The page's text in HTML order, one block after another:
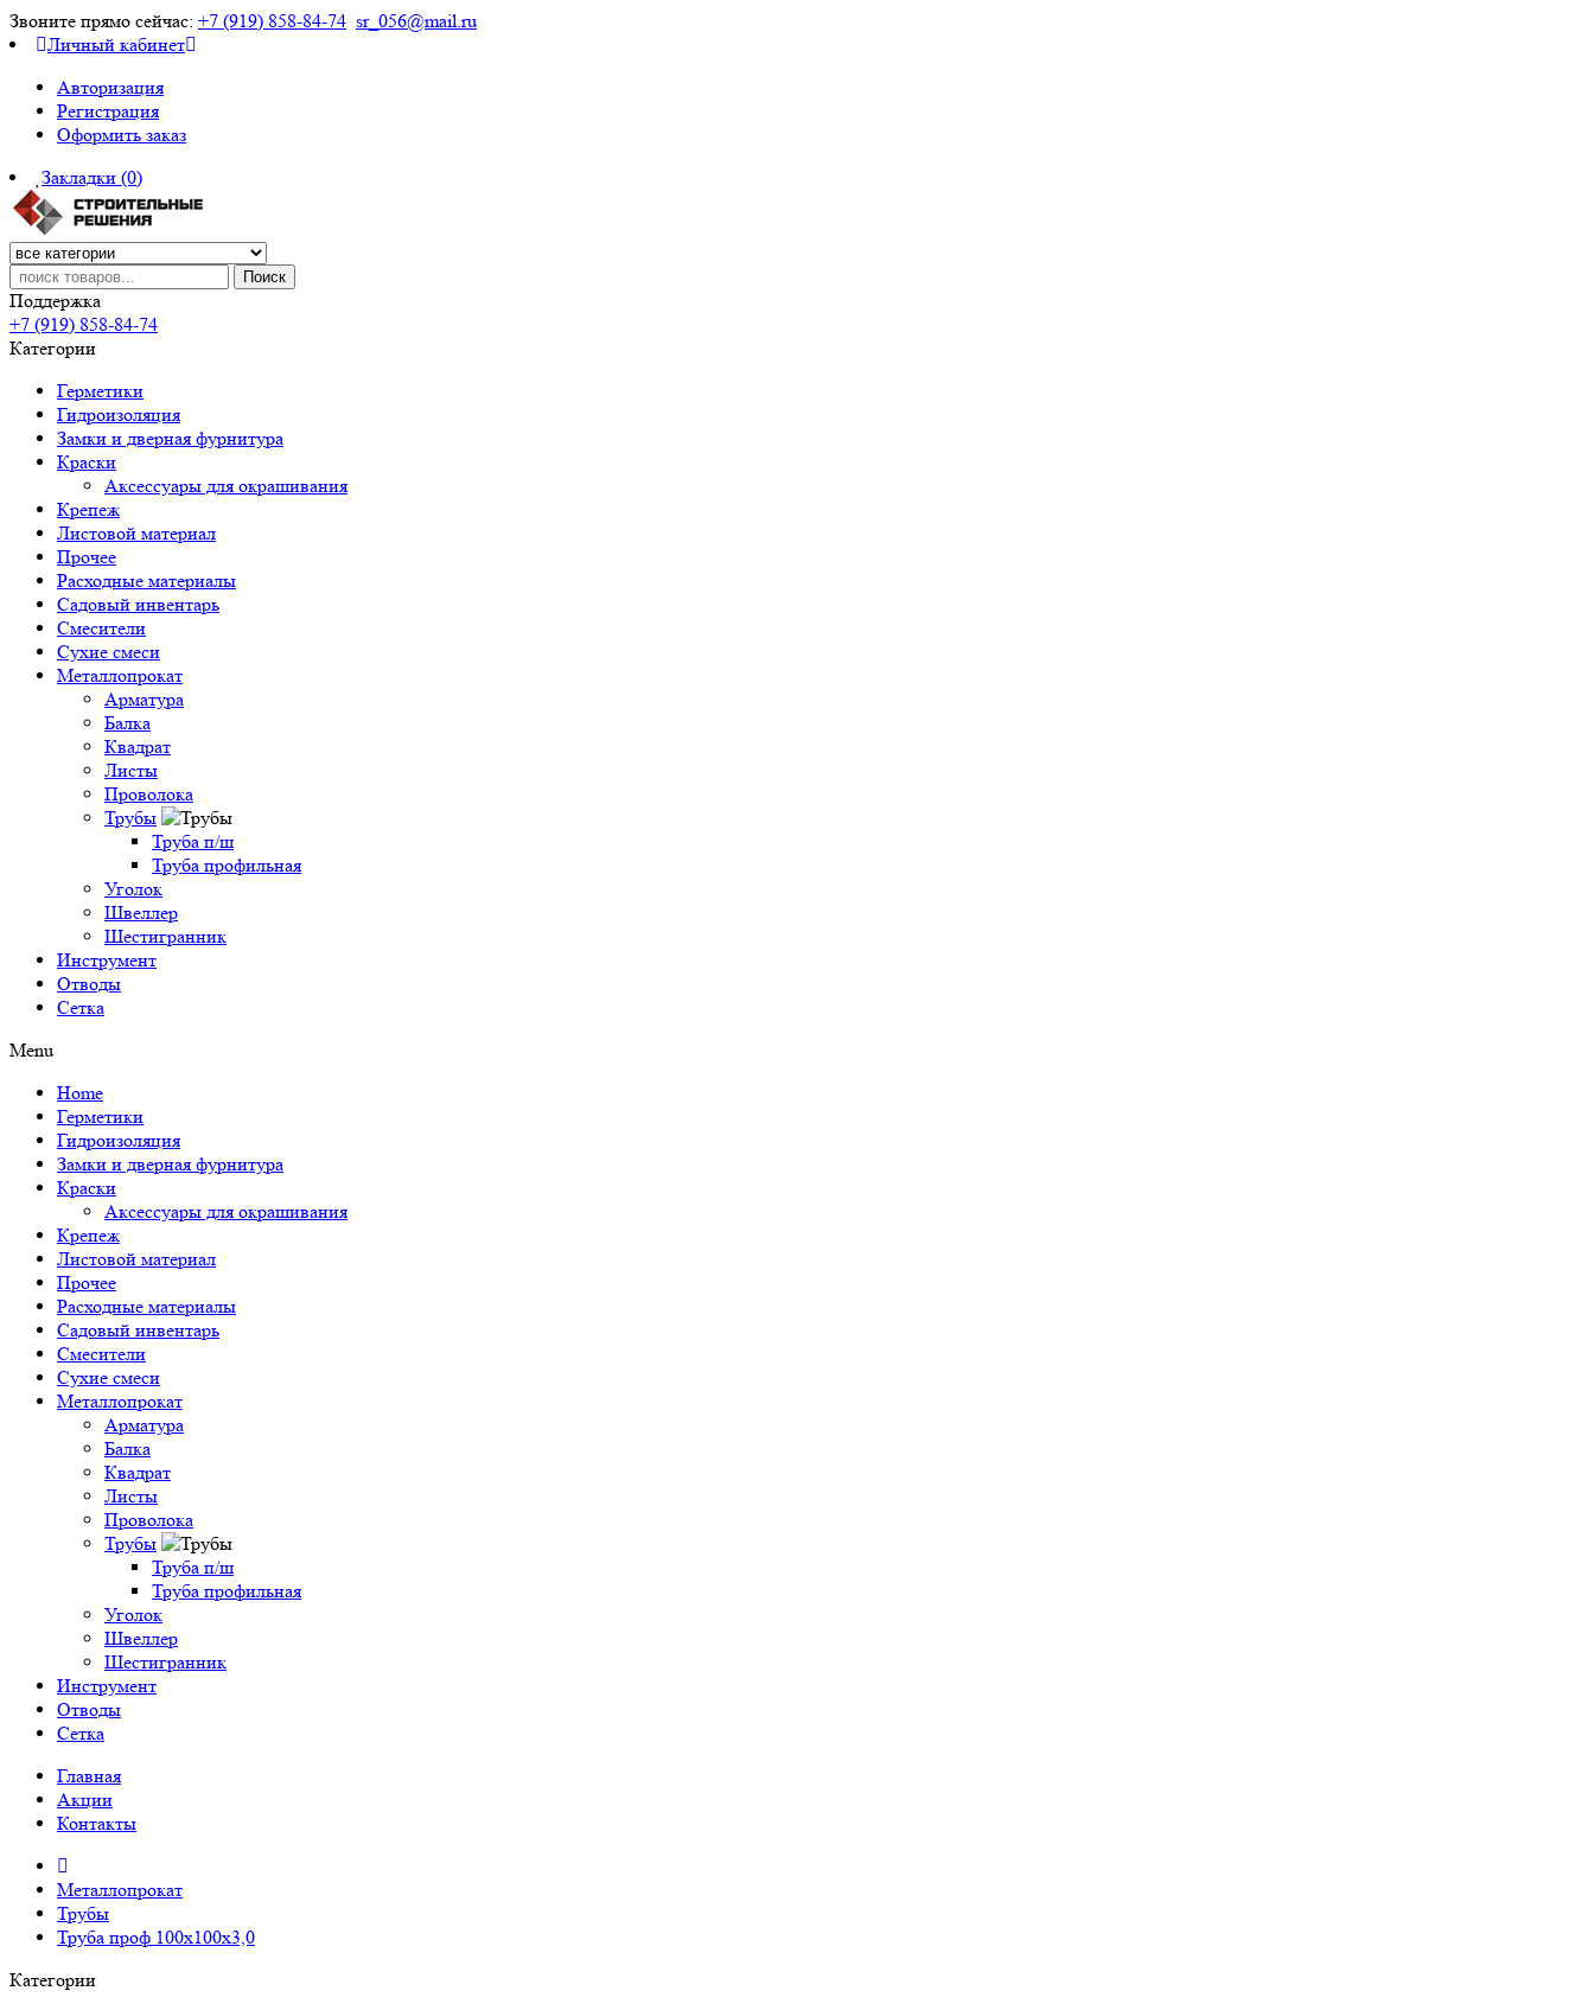
Звоните прямо сейчас: +7 (919) 858-84-74 sr_056@mail.ru
Личный кабинет
Авторизация
Регистрация
Оформить заказ
Закладки (0)
Поиск
Поддержка
+7 (919) 858-84-74
Категории
Герметики
Гидроизоляция
Замки и дверная фурнитура
Краски
Аксессуары для окрашивания
Крепеж
Листовой материал
Прочее
Расходные материалы
Садовый инвентарь
Смесители
Сухие смеси
Металлопрокат
Арматура
Балка
Квадрат
Листы
Проволока
Трубы
Труба п/ш
Труба профильная
Уголок
Швеллер
Шестигранник
Инструмент
Отводы
Сетка
Menu
Home
Герметики
Гидроизоляция
Замки и дверная фурнитура
Краски
Аксессуары для окрашивания
Крепеж
Листовой материал
Прочее
Расходные материалы
Садовый инвентарь
Смесители
Сухие смеси
Металлопрокат
Арматура
Балка
Квадрат
Листы
Проволока
Трубы
Труба п/ш
Труба профильная
Уголок
Швеллер
Шестигранник
Инструмент
Отводы
Сетка
Главная
Акции
Контакты
Металлопрокат
Трубы
Труба проф 100х100х3,0
Категории